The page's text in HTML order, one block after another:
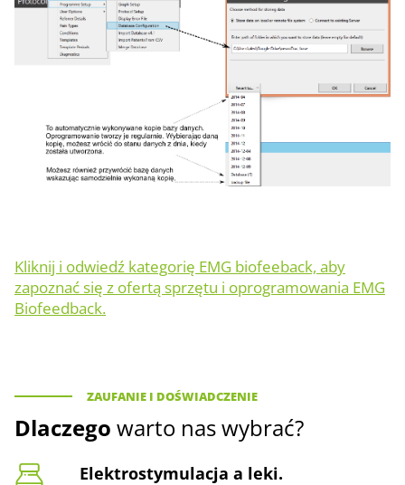
Kliknij i odwiedź kategorię EMG biofeeback, aby
zapoznać się z ofertą sprzętu i oprogramowania EMG
Biofeedback.
ZAUFANIE I DOŚWIADCZENIE
Dlaczego warto nas wybrać?
Elektrostymulacja a leki.